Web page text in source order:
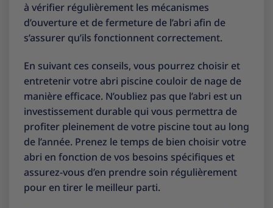
à vérifier régulièrement les mécanismes
d’ouverture et de fermeture de l’abri afin de
s’assurer qu’ils fonctionnent correctement.
En suivant ces conseils, vous pourrez choisir et
entretenir votre abri piscine couloir de nage de
manière efficace. N’oubliez pas que l’abri est un
investissement durable qui vous permettra de
profiter pleinement de votre piscine tout au long
de l’année. Prenez le temps de bien choisir votre
abri en fonction de vos besoins spécifiques et
assurez-vous d’en prendre soin régulièrement
pour en tirer le meilleur parti.